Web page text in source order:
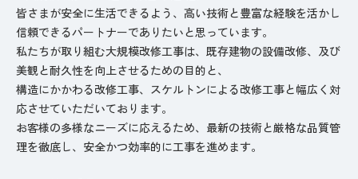
皆さまが安全に生活できるよう、高い技術と豊富な経験を活かし
信頼できるパートナーでありたいと思っています。
私たちが取り組む大規模改修工事は、既存建物の設備改修、及び
美観と耐久性を向上させるための目的と、
構造にかかわる改修工事、スケルトンによる改修工事と幅広く対
応させていただいております。
お客様の多様なニーズに応えるため、最新の技術と厳格な品質管
理を徹底し、安全かつ効率的に工事を進めます。